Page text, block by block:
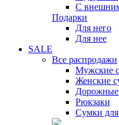
С
Подарки
Для него
Для нее
SALE
Все распродажи
Мужские
Женские
Дорожные
Рюкзаки
Сумки